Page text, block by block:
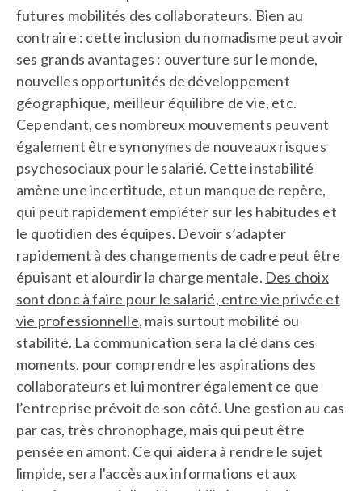
futures mobilités des collaborateurs. Bien au
contraire : cette inclusion du nomadisme peut avoir
ses grands avantages : ouverture sur le monde,
nouvelles opportunités de développement
géographique, meilleur équilibre de vie, etc.
Cependant, ces nombreux mouvements peuvent
également être synonymes de nouveaux risques
psychosociaux pour le salarié. Cette instabilité
amène une incertitude, et un manque de repère,
qui peut rapidement empiéter sur les habitudes et
le quotidien des équipes. Devoir s’adapter
rapidement à des changements de cadre peut être
épuisant et alourdir la charge mentale. Des choix
sont donc à faire pour le salarié, entre vie privée et
vie professionnelle, mais surtout mobilité ou
stabilité. La communication sera la clé dans ces
moments, pour comprendre les aspirations des
collaborateurs et lui montrer également ce que
l’entreprise prévoit de son côté. Une gestion au cas
par cas, très chronophage, mais qui peut être
pensée en amont. Ce qui aidera à rendre le sujet
limpide, sera l'accès aux informations et aux